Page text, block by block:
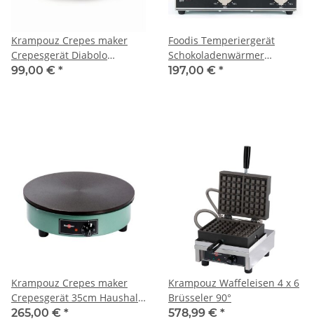
Krampouz Crepes maker
Crepesgerät Diabolo
schwarz 33cm
99,00 € *
Foodis Temperiergerät
Schokoladenwärmer
Saucenwärmer doppelt
197,00 € *
Krampouz Crepes maker
Crepesgerät 35cm Haushalt
230V
265,00 € *
Krampouz Waffeleisen 4 x 6
Brüsseler 90°
578,99 € *